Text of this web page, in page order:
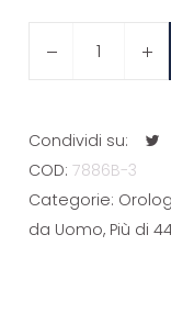
Condividi su:
COD:7886B-3
Categorie:
da Uomo, Più di